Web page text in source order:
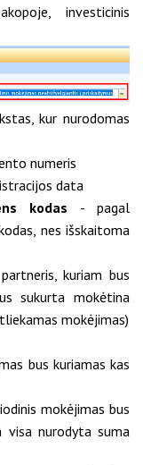
investicinis
kur nurodomas
numeris
data
kodas - pagal
nes išskaitoma
kuriam bus
sukurta mokėtina
mokėjimas)
bus kuriamas kas
mokėjimas bus
visa nurodyta suma